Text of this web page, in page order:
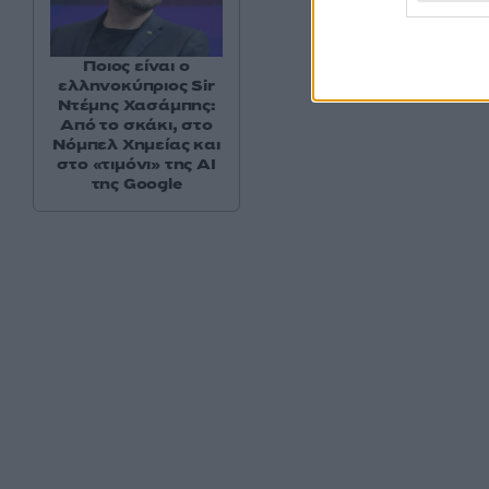
Ποιος είναι ο
ελληνοκύπριος Sir
Ντέμης Χασάμπης:
Από το σκάκι, στο
Νόμπελ Χημείας και
στο «τιμόνι» της AI
της Google